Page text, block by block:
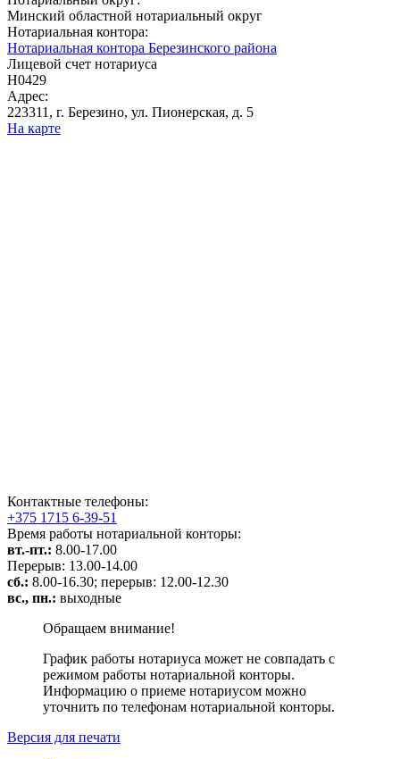
Минский областной нотариальный округ
Нотариальная контора:
Нотариальная контора Березинского района
Лицевой счет нотариуса
Н0429
Адрес:
223311, г. Березино, ул. Пионерская, д. 5
На карте
Контактные телефоны:
+375 1715 6-39-51
Время работы нотариальной конторы:
вт.-пт.: 8.00-17.00
Перерыв: 13.00-14.00
сб.: 8.00-16.30; перерыв: 12.00-12.30
вс., пн.: выходные
Обращаем внимание!
График работы нотариуса может не совпадать с
режимом работы нотариальной конторы.
Информацию о приеме нотариусом можно
уточнить по телефонам нотариальной конторы.
Версия для печати